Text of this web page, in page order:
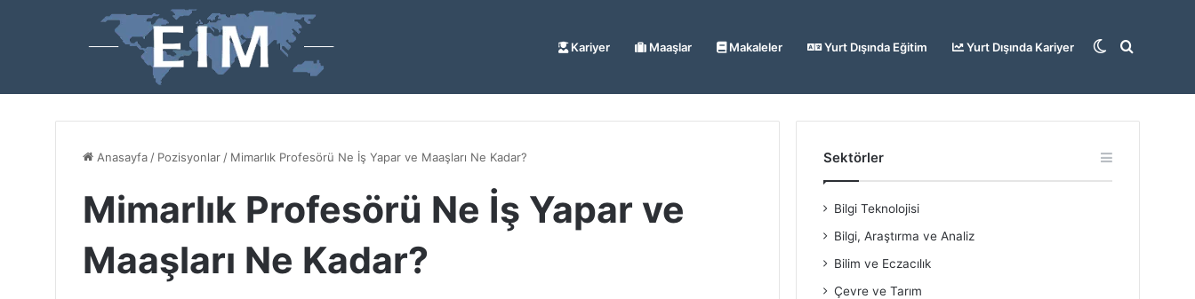
Kariyer Maaşlar Makaleler Yurt Dışında Eğitim Yurt Dışında Kariyer Arama
Dış
Anasayfa / Pozisyonlar / Mimarlık Profesörü Ne İş Yapar ve Maaşları Ne Kadar?
Mimarlık Profesörü Ne İş Yapar ve
Maaşları Ne Kadar?
Sektörler
Bilgi Teknolojisi
Bilgi, Araştırma ve Analiz
Bilim ve Eczacılık
Çevre ve Tarım